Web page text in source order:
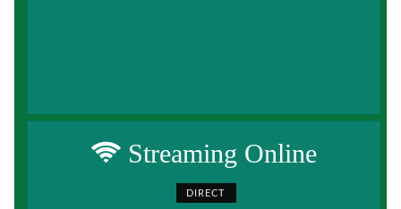
Streaming Online
DIRECT